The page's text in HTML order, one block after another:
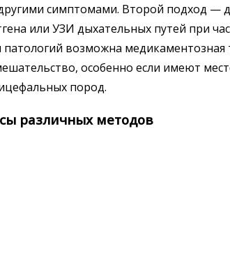
симптомами. Второй подход —
или УЗИ дыхательных путей при
патологий возможна медикаментозная
особенно если имеют
пород.
различных методов